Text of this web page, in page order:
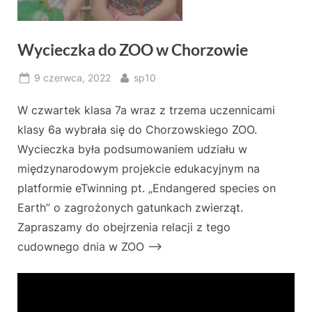
Wycieczka do ZOO w Chorzowie
Posted
9 czerwca, 2022 By
sp10
W czwartek klasa 7a wraz z trzema uczennicami
klasy 6a wybrała się do Chorzowskiego ZOO.
Wycieczka była podsumowaniem udziału w
międzynarodowym projekcie edukacyjnym na
platformie eTwinning pt. „Endangered species on
Earth” o zagrożonych gatunkach zwierząt.
Zapraszamy do obejrzenia relacji z tego
cudownego dnia w ZOO —>